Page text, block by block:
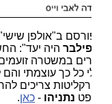
ב"אולפן שישי" של ערוץ
פילברהיה יעד":
במשטרה זועמים
כל כך עוצמתי והם לא
צריכים
נתניהו-כאן.